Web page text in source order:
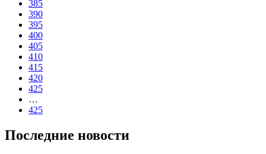
385
390
395
400
405
410
415
420
425
…
425
Последние новости